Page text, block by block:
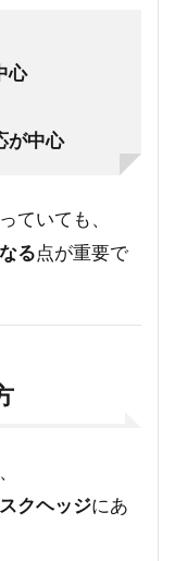
心
が中心
ていても、
る点が重要で
クヘッジにあ